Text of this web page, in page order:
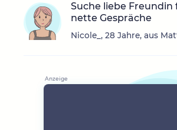
Suche liebe Freundin
nette Gespräche
Nicole_, 28 Jahre, aus